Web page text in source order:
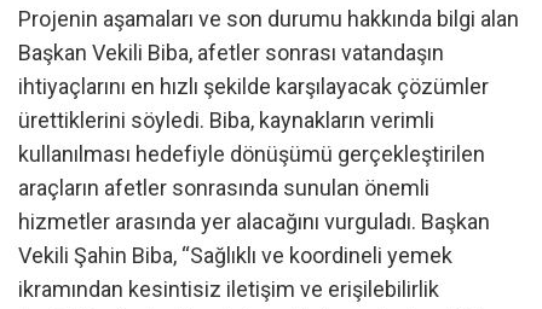
Projenin aşamaları ve son durumu hakkında bilgi alan
Başkan Vekili Biba, afetler sonrası vatandaşın
ihtiyaçlarını en hızlı şekilde karşılayacak çözümler
ürettiklerini söyledi. Biba, kaynakların verimli
kullanılması hedefiyle dönüşümü gerçekleştirilen
araçların afetler sonrasında sunulan önemli
hizmetler arasında yer alacağını vurguladı. Başkan
Vekili Şahin Biba, “Sağlıklı ve koordineli yemek
ikramından kesintisiz iletişim ve erişilebilirlik